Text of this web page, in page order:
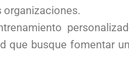
organizaciones.
que busque fomentar